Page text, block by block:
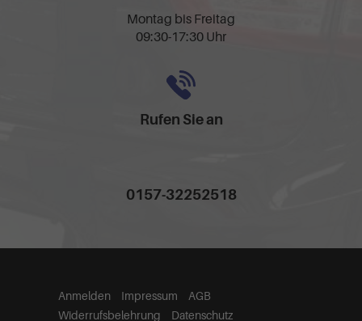
Montag bis Freitag
09:30-17:30 Uhr
Rufen Sie an
0157-32252518
Anmelden Impressum
AGB
Widerrufsbelehrung
Datenschutz